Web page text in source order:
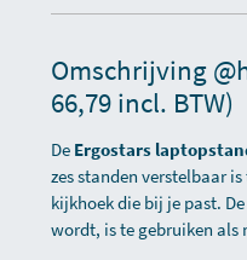
Omschrijving
66,79 incl. BTW)
De Ergostars
zes standen verstelbaar
kijkhoek die bij je past.
wordt, is te gebruiken als